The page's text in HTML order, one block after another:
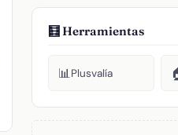
🧮 Herramientas
📊Plusvalía